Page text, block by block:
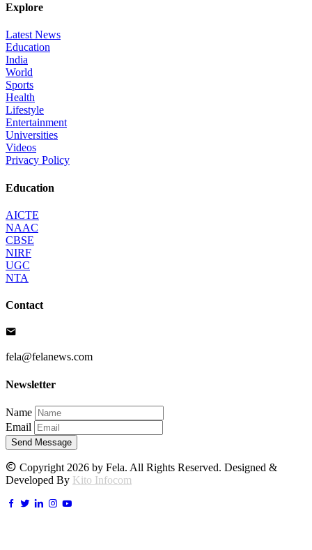
Explore
Latest News
Education
India
World
Sports
Health
Lifestyle
Entertainment
Universities
Videos
Privacy Policy
Education
AICTE
NAAC
CBSE
NIRF
UGC
NTA
Contact
fela@felanews.com
Newsletter
Name
Email
Send Message
Copyright 2026 by Fela. All Rights Reserved. Designed &
Developed By Kito Infocom